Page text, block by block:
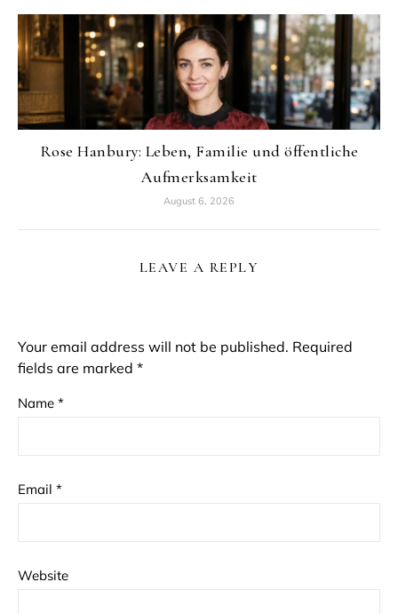
Rose Hanbury: Leben, Familie und öffentliche
Aufmerksamkeit
August 6, 2026
LEAVE A REPLY
Your email address will not be published. Required
fields are marked *
Name *
Email *
Website